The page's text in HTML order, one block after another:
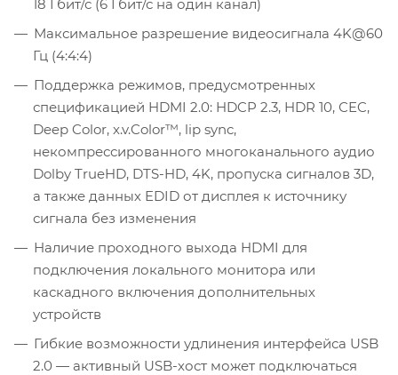
18 Гбит/с (6 Гбит/с на один канал)
Максимальное разрешение видеосигнала 4K@60
Гц (4:4:4)
Поддержка режимов, предусмотренных
спецификацией HDMI 2.0: HDCP 2.3, HDR 10, СEC,
Deep Color, x.v.Color™, lip sync,
некомпрессированного многоканального аудио
Dolby TrueHD, DTS-HD, 4K, пропуска сигналов 3D,
а также данных EDID от дисплея к источнику
сигнала без изменения
Наличие проходного выхода HDMI для
подключения локального монитора или
каскадного включения дополнительных
устройств
Гибкие возможности удлинения интерфейса USB
2.0 — активный USB-хост может подключаться